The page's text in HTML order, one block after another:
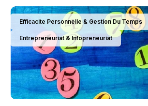
Efficacite Personnelle & Gestion Du Temps
Entrepreneuriat & Infopreneuriat